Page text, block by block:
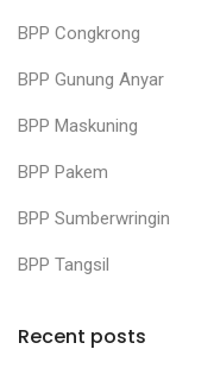
BPP Congkrong
BPP Gunung Anyar
BPP Maskuning
BPP Pakem
BPP Sumberwringin
BPP Tangsil
Recent posts